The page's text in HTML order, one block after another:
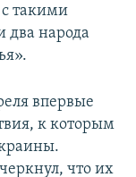
такими
два народа
впервые
к которым
что их